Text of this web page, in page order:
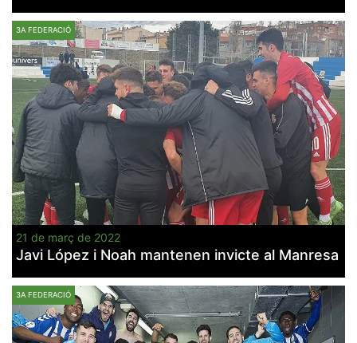
3A FEDERACIÓ
21 de març de 2022
Javi López i Noah mantenen invicte al Manresa
3A FEDERACIÓ